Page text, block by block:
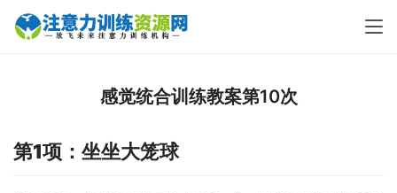
感觉统合训练教案第10次
第1项：坐坐大笼球